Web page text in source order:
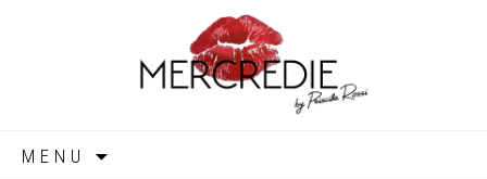
MERCREDIE
MENU